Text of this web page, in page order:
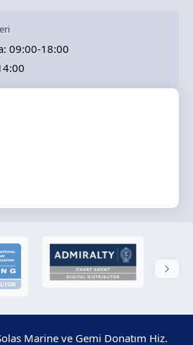
09:00-18:00
Marine ve Gemi Donatım Hiz.
Yaz